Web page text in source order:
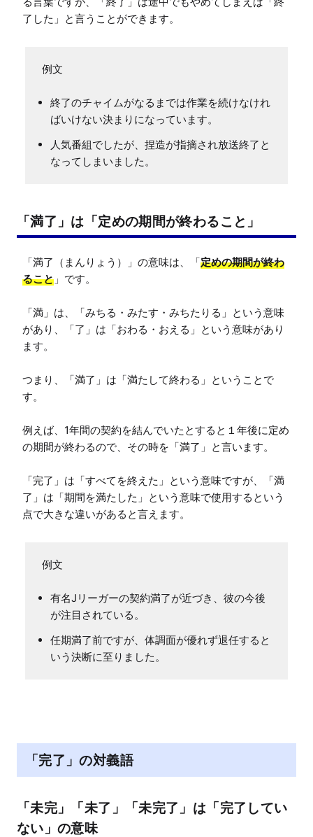
了した」と言うことができます。
終了のチャイムがなるまでは作業を続けなけれ
ばいけない決まりになっています。
人気番組でしたが、捏造が指摘され放送終了と
なってしまいました。
「満了」は「定めの期間が終わること」
「満了（まんりょう）」の意味は、「定めの期間が終わ
ること 」です。
「満」は、「みちる・みたす・みちたりる」という意味
があり、「了」は「おわる・おえる」という意味があり
ます。
つまり、「満了」は「満たして終わる」ということで
す。
例えば、1年間の契約を結んでいたとすると１年後に定め
の期間が終わるので、その時を「満了」と言います。
「完了」は「すべてを終えた」という意味ですが、「満
了」は「期間を満たした」という意味で使用するという
点で大きな違いがあると言えます。
有名Jリーガーの契約満了が近づき、彼の今後
が注目されている。
任期満了前ですが、体調面が優れず退任すると
いう決断に至りました。
「完了」の対義語
「未完」「未了」「未完了」は「完了してい
ない」の意味